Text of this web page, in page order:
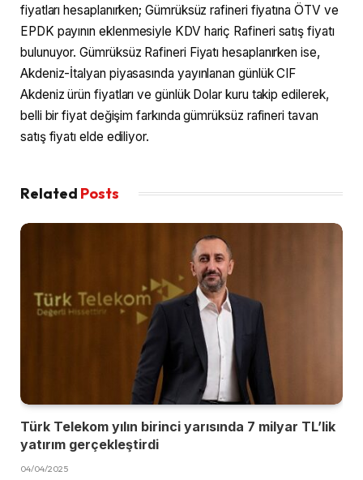
fiyatları hesaplanırken; Gümrüksüz rafineri fiyatına ÖTV ve
EPDK payının eklenmesiyle KDV hariç Rafineri satış fiyatı
bulunuyor. Gümrüksüz Rafineri Fiyatı hesaplanırken ise,
Akdeniz-İtalyan piyasasında yayınlanan günlük CIF
Akdeniz ürün fiyatları ve günlük Dolar kuru takip edilerek,
belli bir fiyat değişim farkında gümrüksüz rafineri tavan
satış fiyatı elde ediliyor.
Related Posts
Türk Telekom yılın birinci yarısında 7 milyar TL’lik
yatırım gerçekleştirdi
04/04/2025